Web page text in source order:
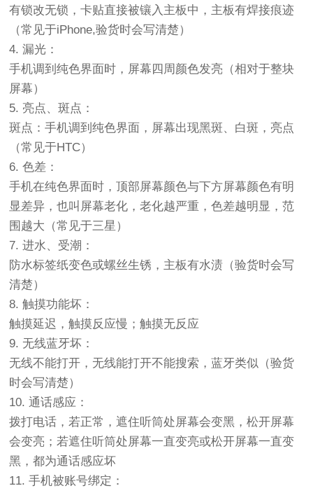
有锁改无锁，卡贴直接被镶入主板中，主板有焊接痕迹
（常见于iPhone,验货时会写清楚）
4. 漏光：
手机调到纯色界面时，屏幕四周颜色发亮（相对于整块
屏幕）
5. 亮点、斑点：
斑点：手机调到纯色界面，屏幕出现黑斑、白斑，亮点
（常见于HTC）
6. 色差：
手机在纯色界面时，顶部屏幕颜色与下方屏幕颜色有明
显差异，也叫屏幕老化，老化越严重，色差越明显，范
围越大（常见于三星）
7. 进水、受潮：
防水标签纸变色或螺丝生锈，主板有水渍（验货时会写
清楚）
8. 触摸功能坏：
触摸延迟，触摸反应慢；触摸无反应
9. 无线蓝牙坏：
无线不能打开，无线能打开不能搜索，蓝牙类似（验货
时会写清楚）
10. 通话感应：
拨打电话，若正常，遮住听筒处屏幕会变黑，松开屏幕
会变亮；若遮住听筒处屏幕一直变亮或松开屏幕一直变
黑，都为通话感应坏
11. 手机被账号绑定：